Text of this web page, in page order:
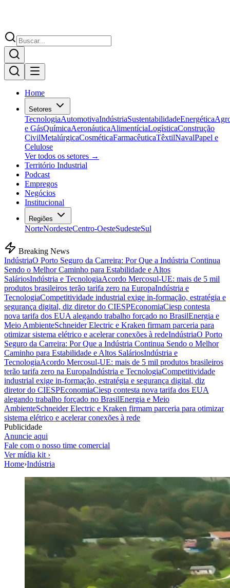
Home
Setores
TecnologiaAutomotivaIndústriaSustentabilidadeEnergética
e GásQuímicaAeronáuticaAlimentíciaLogísticaConstrução
CivilMetalúrgicaCosméticaFarmacêuticaTêxtilNavalPapel e
Celulose
Ver todos os setores →
Território Industrial
Podcast
Empregos
Negócios
Institucional
Regiões
NorteNordesteCentro-OesteSudesteSul
Breaking News
IndústriaO Porto Seguro da Carreira: Por Que a Indústria Continua
Sendo o Melhor Caminho para Estabilidade e Altos
SaláriosIndústria e TecnologiaAcordo Mercosul-UE: mais de 5 mil
produtos brasileiros terão tarifa zero na EuropaIndústria e
TecnologiaCompetitividade industrial exige in-formação, estratégia e
segurança digital, diz diretor do CIESPEconomiaCiesp contesta
nova tarifa dos EUA alegando trabalho forçado no BrasilEnergia e
Meio AmbienteSchneider Electric e Kraken firmam parceria para
otimizar sistema elétrico e acelerar conexões à redeIndústriaO Porto
Seguro da Carreira: Por Que a Indústria Continua Sendo o Melhor
Caminho para Estabilidade e Altos SaláriosIndústria e
TecnologiaAcordo Mercosul-UE: mais de 5 mil produtos brasileiros
terão tarifa zero na EuropaIndústria e TecnologiaCompetitividade
industrial exige in-formação, estratégia e segurança digital, diz
diretor do CIESPEconomiaCiesp contesta nova tarifa dos EUA
alegando trabalho forçado no BrasilEnergia e Meio
AmbienteSchneider Electric e Kraken firmam parceria para otimizar
sistema elétrico e acelerar conexões à rede
Publicidade
Anuncie aqui
Fale com o nosso time comercial
Ver mídia kit ›
Home›Indústria